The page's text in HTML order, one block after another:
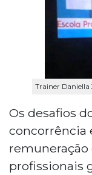
Trainer Daniella
Os desafios
concorrência
remuneração
profissionais